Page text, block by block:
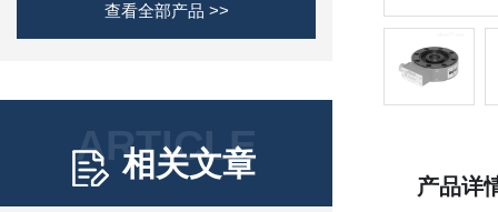
查看全部产品 >>
ARTICLE
相关文章
产品详